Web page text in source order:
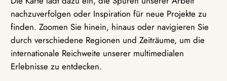
nachzuverfolgen oder Inspiration für neue Projekte zu
finden. Zoomen Sie hinein, hinaus oder navigieren Sie
durch verschiedene Regionen und Zeiträume, um die
internationale Reichweite unserer multimedialen
Erlebnisse zu entdecken.